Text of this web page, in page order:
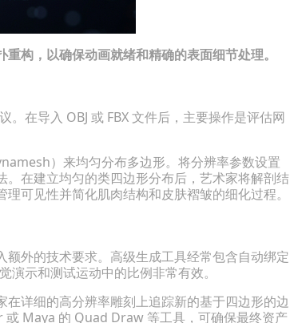
构，以确保动画就绪和精确的表面细节处理。
在导入 OBJ 或 FBX 文件后，主要操作是评估网
）来均匀分布多边形。将分辨率参数设置
在建立均匀的类四边形分布后，艺术家将解剖结
可见性并简化肌肉结构和皮肤褶皱的细化过程。
外的技术要求。高级生成工具经常包含自动绑定
示和测试运动中的比例非常有效。
详细的高分辨率雕刻上追踪新的基于四边形的边
Maya 的 Quad Draw 等工具，可确保最终资产